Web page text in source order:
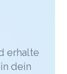
sowie
Sie
das
erhalte
dein